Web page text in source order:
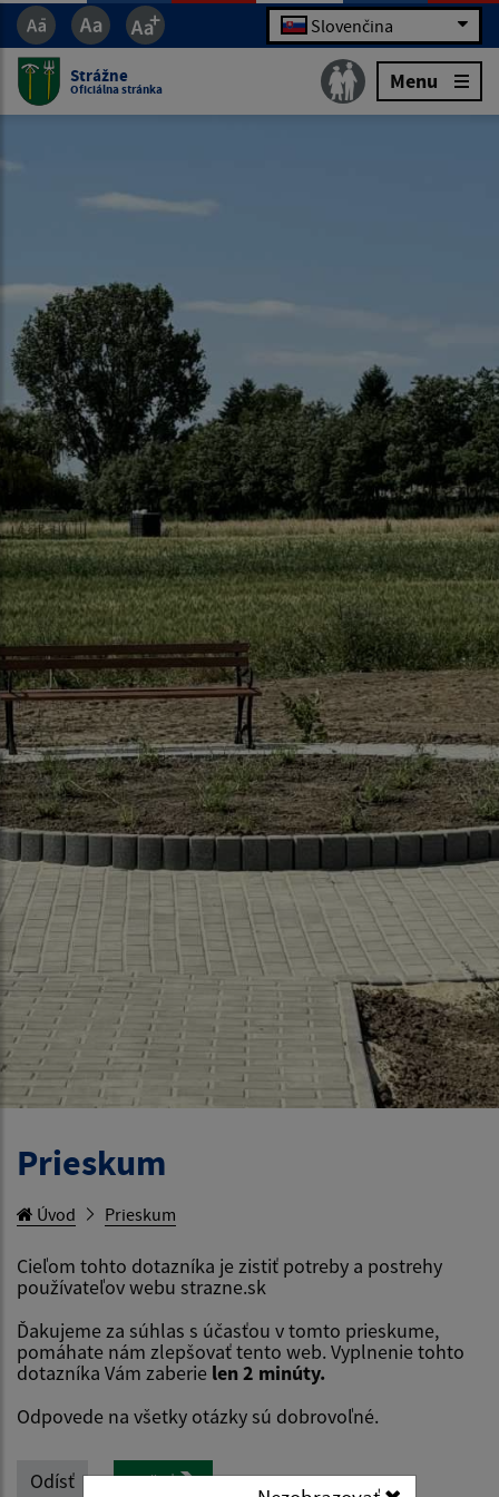
Slovenčina
Strážne
Oficiálna stránka Menu
Prieskum
Úvod Prieskum
Cieľom tohto dotazníka je zistiť potreby a postrehy
používateľov webu strazne.sk
Ďakujeme za súhlas s účasťou v tomto prieskume,
pomáhate nám zlepšovať tento web. Vyplnenie tohto
dotazníka Vám zaberie len 2 minúty.
Odpovede na všetky otázky sú dobrovoľné.
Odísť Začať